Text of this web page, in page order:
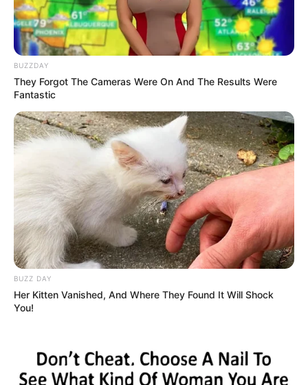
Baca juga:Biodata, Profil, dan Fakta Sylvia Fully
Foto – foto Ayas Aviya
BUZZDAY
They Forgot The Cameras Were On And The Results Were
Fantastic
BUZZ DAY
Her Kitten Vanished, And Where They Found It Will Shock
You!